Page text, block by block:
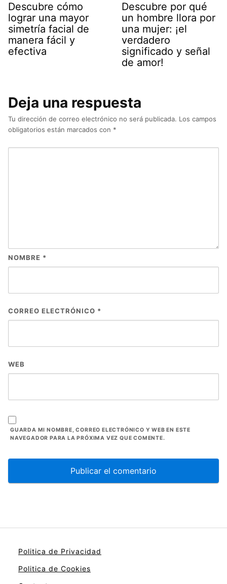
Descubre cómo
lograr una mayor
simetría facial de
manera fácil y
efectiva
Descubre por qué
un hombre llora por
una mujer: ¡el
verdadero
significado y señal
de amor!
Deja una respuesta
Tu dirección de correo electrónico no será publicada. Los campos
obligatorios están marcados con *
NOMBRE *
CORREO ELECTRÓNICO *
WEB
GUARDA MI NOMBRE, CORREO ELECTRÓNICO Y WEB EN ESTE
NAVEGADOR PARA LA PRÓXIMA VEZ QUE COMENTE.
Politica de Privacidad
Politica de Cookies